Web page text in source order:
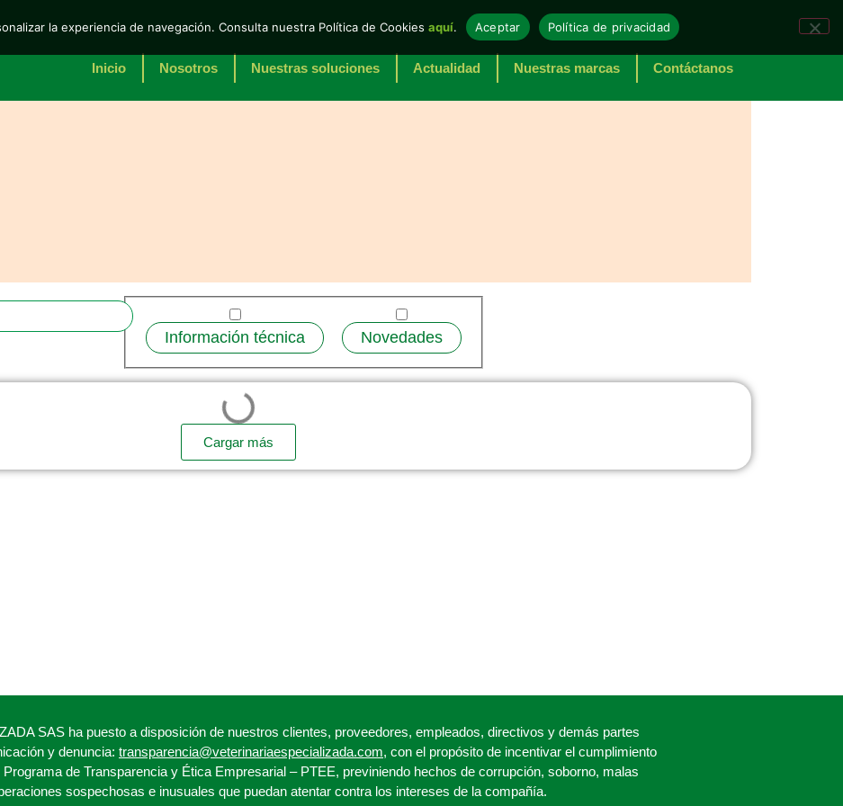
Inicio Nosotros Nuestras soluciones Actualidad Nuestras marcas Contáctanos
Información técnica Novedades
Cargar más
SAS ha puesto a disposición de nuestros clientes, proveedores, empleados, directivos y demás partes
y denuncia: transparencia@veterinariaespecializada.com, con el propósito de incentivar el cumplimiento
de Transparencia y Ética Empresarial – PTEE, previniendo hechos de corrupción, soborno, malas
sospechosas e inusuales que puedan atentar contra los intereses de la compañía.
la experiencia de navegación. Consulta nuestra Política de Cookies aquí. Aceptar Política de privacidad